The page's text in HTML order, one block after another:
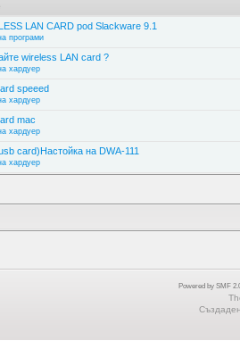
LAN CARD pod Slackware 9.1
програми
wireless LAN card ?
хардуер
speeed
хардуер
mac
хардуер
card)Настойка на DWA-111
хардуер
Powered by SMF